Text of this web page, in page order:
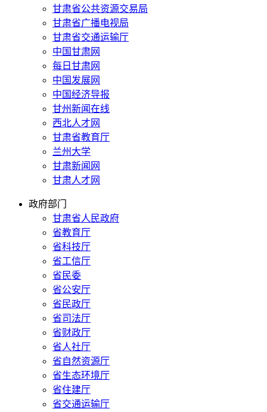
甘肃省公共资源交易局
甘肃省广播电视局
甘肃省交通运输厅
中国甘肃网
每日甘肃网
中国发展网
中国经济导报
甘州新闻在线
西北人才网
甘肃省教育厅
兰州大学
甘肃新闻网
甘肃人才网
政府部门
甘肃省人民政府
省教育厅
省科技厅
省工信厅
省民委
省公安厅
省民政厅
省司法厅
省财政厅
省人社厅
省自然资源厅
省生态环境厅
省住建厅
省交通运输厅